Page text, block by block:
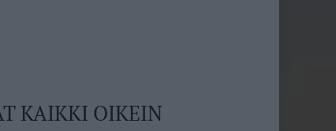
KAIKKI OIKEIN